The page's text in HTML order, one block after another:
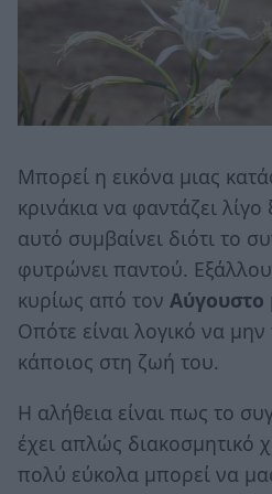
Μπορεί η εικόνα μιας
κρινάκια να φαντάζει
αυτό συμβαίνει διότι το
φυτρώνει παντού.
κυρίως από τον Αύγουστο
Οπότε είναι λογικό να μην
κάποιος στη ζωή του.
Η αλήθεια είναι πως το
έχει απλώς διακοσμητικό
πολύ εύκολα μπορεί να